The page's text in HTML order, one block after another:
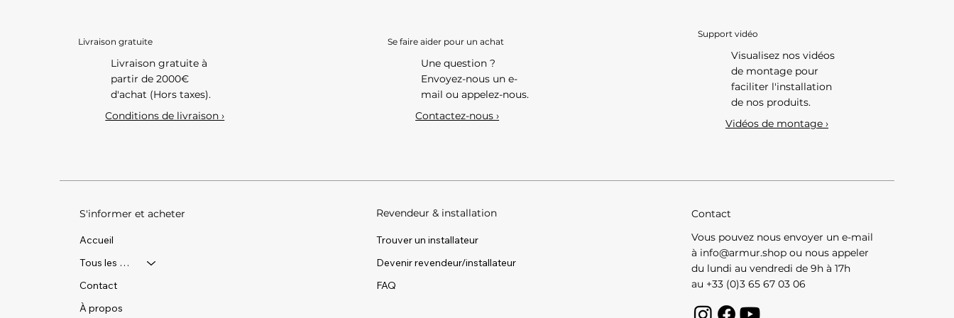
Livraison gratuite
Livraison gratuite à
partir de 2000€
d'achat (Hors taxes).
Conditions de livraison ›
Se faire aider pour un achat
Une question ?
Envoyez-nous un e-
mail ou appelez-nous.
Contactez-nous ›
Support vidéo
Visualisez nos vidéos
de montage pour
faciliter l'installation
de nos produits.
Vidéos de montage ›
S'informer et acheter
Accueil
Tous les produits
Contact
À propos
Revendeur & installation
Trouver un installateur
Devenir revendeur/installateur
FAQ
Contact
Vous pouvez nous envoyer un e-mail
à info@armur.shop ou nous appeler
du lundi au vendredi de 9h à 17h
au +33 (0)3 65 67 03 06